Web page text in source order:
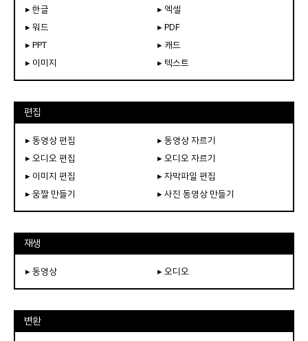
▸ 한글
▸ 엑셀
▸ 워드
▸ PDF
▸ PPT
▸ 캐드
▸ 이미지
▸ 텍스트
편집
▸ 동영상 편집
▸ 동영상 자르기
▸ 오디오 편집
▸ 오디오 자르기
▸ 이미지 편집
▸ 자막파일 편집
▸ 움짤 만들기
▸ 사진 동영상 만들기
재생
▸ 동영상 ▸ 오디오
변환